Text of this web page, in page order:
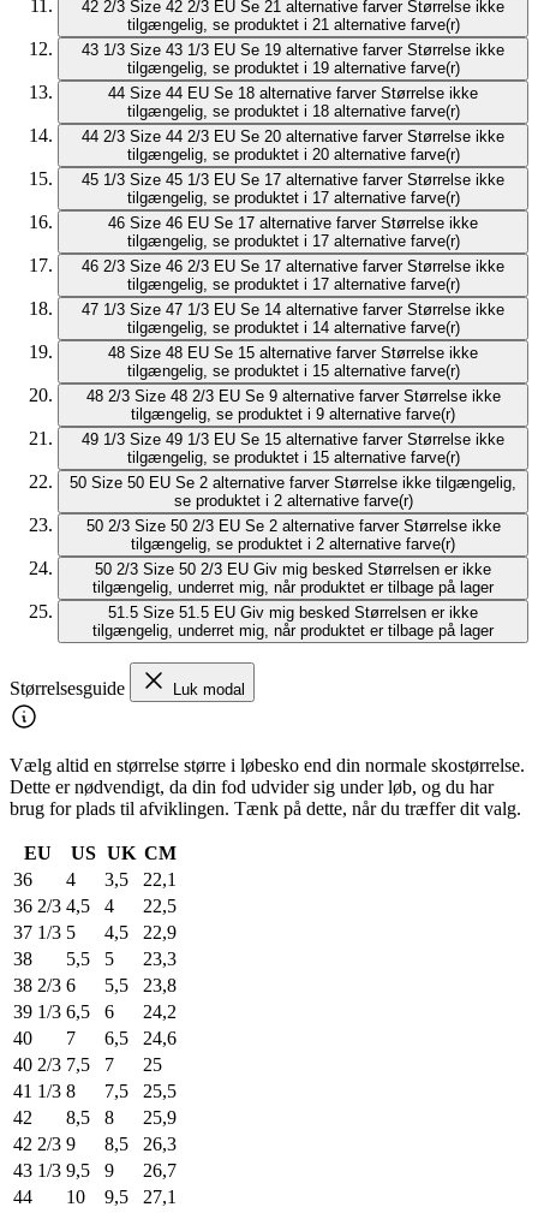
42 2/3 Size 42 2/3 EU Se 21 alternative farver Størrelse ikke
tilgængelig, se produktet i 21 alternative farve(r)
43 1/3 Size 43 1/3 EU Se 19 alternative farver Størrelse ikke
tilgængelig, se produktet i 19 alternative farve(r)
44 Size 44 EU Se 18 alternative farver Størrelse ikke
tilgængelig, se produktet i 18 alternative farve(r)
44 2/3 Size 44 2/3 EU Se 20 alternative farver Størrelse ikke
tilgængelig, se produktet i 20 alternative farve(r)
45 1/3 Size 45 1/3 EU Se 17 alternative farver Størrelse ikke
tilgængelig, se produktet i 17 alternative farve(r)
46 Size 46 EU Se 17 alternative farver Størrelse ikke
tilgængelig, se produktet i 17 alternative farve(r)
46 2/3 Size 46 2/3 EU Se 17 alternative farver Størrelse ikke
tilgængelig, se produktet i 17 alternative farve(r)
47 1/3 Size 47 1/3 EU Se 14 alternative farver Størrelse ikke
tilgængelig, se produktet i 14 alternative farve(r)
48 Size 48 EU Se 15 alternative farver Størrelse ikke
tilgængelig, se produktet i 15 alternative farve(r)
48 2/3 Size 48 2/3 EU Se 9 alternative farver Størrelse ikke
tilgængelig, se produktet i 9 alternative farve(r)
49 1/3 Size 49 1/3 EU Se 15 alternative farver Størrelse ikke
tilgængelig, se produktet i 15 alternative farve(r)
50 Size 50 EU Se 2 alternative farver Størrelse ikke tilgængelig,
se produktet i 2 alternative farve(r)
50 2/3 Size 50 2/3 EU Se 2 alternative farver Størrelse ikke
tilgængelig, se produktet i 2 alternative farve(r)
50 2/3 Size 50 2/3 EU Giv mig besked Størrelsen er ikke
tilgængelig, underret mig, når produktet er tilbage på lager
51.5 Size 51.5 EU Giv mig besked Størrelsen er ikke
tilgængelig, underret mig, når produktet er tilbage på lager
Størrelsesguide Luk modal
Vælg altid en størrelse større i løbesko end din normale skostørrelse.
Dette er nødvendigt, da din fod udvider sig under løb, og du har
brug for plads til afviklingen. Tænk på dette, når du træffer dit valg.
EU US UK CM
36
4 3,5
22,1
36 2/3 4,5 4
22,5
37 1/3 5 4,5
22,9
38
5,5 5
23,3
38 2/3 6 5,5
23,8
39 1/3 6,5 6
24,2
40
7 6,5
24,6
40 2/3 7,5 7
25
41 1/3 8 7,5
25,5
42
8,5 8
25,9
42 2/3 9 8,5
26,3
43 1/3 9,5 9
26,7
44
10 9,5
27,1